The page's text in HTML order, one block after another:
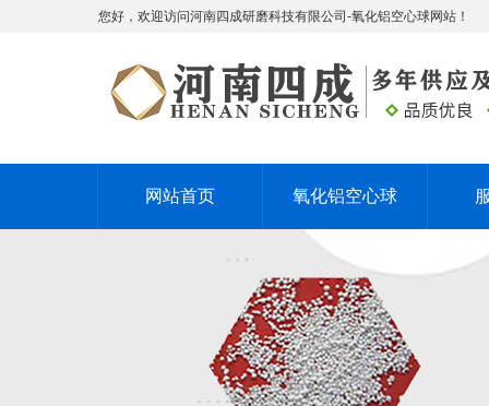
您好，欢迎访问河南四成研磨科技有限公司-氧化铝空心球网站！
网站首页 氧化铝空心球